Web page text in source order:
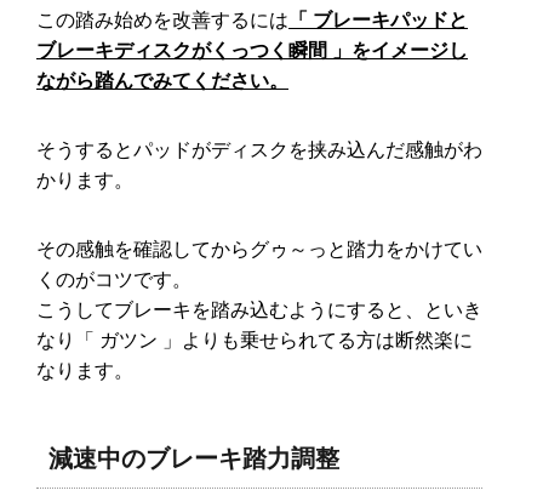
この踏み始めを改善するには 「 ブレーキパッドと
ブレーキディスクがくっつく瞬間 」をイメージし
ながら踏んでみてください。
そうするとパッドがディスクを挟み込んだ感触がわ
かります。
その感触を確認してからグゥ～っと踏力をかけてい
くのがコツです。
こうしてブレーキを踏み込むようにすると、といき
なり「 ガツン 」よりも乗せられてる方は断然楽に
なります。
減速中のブレーキ踏力調整